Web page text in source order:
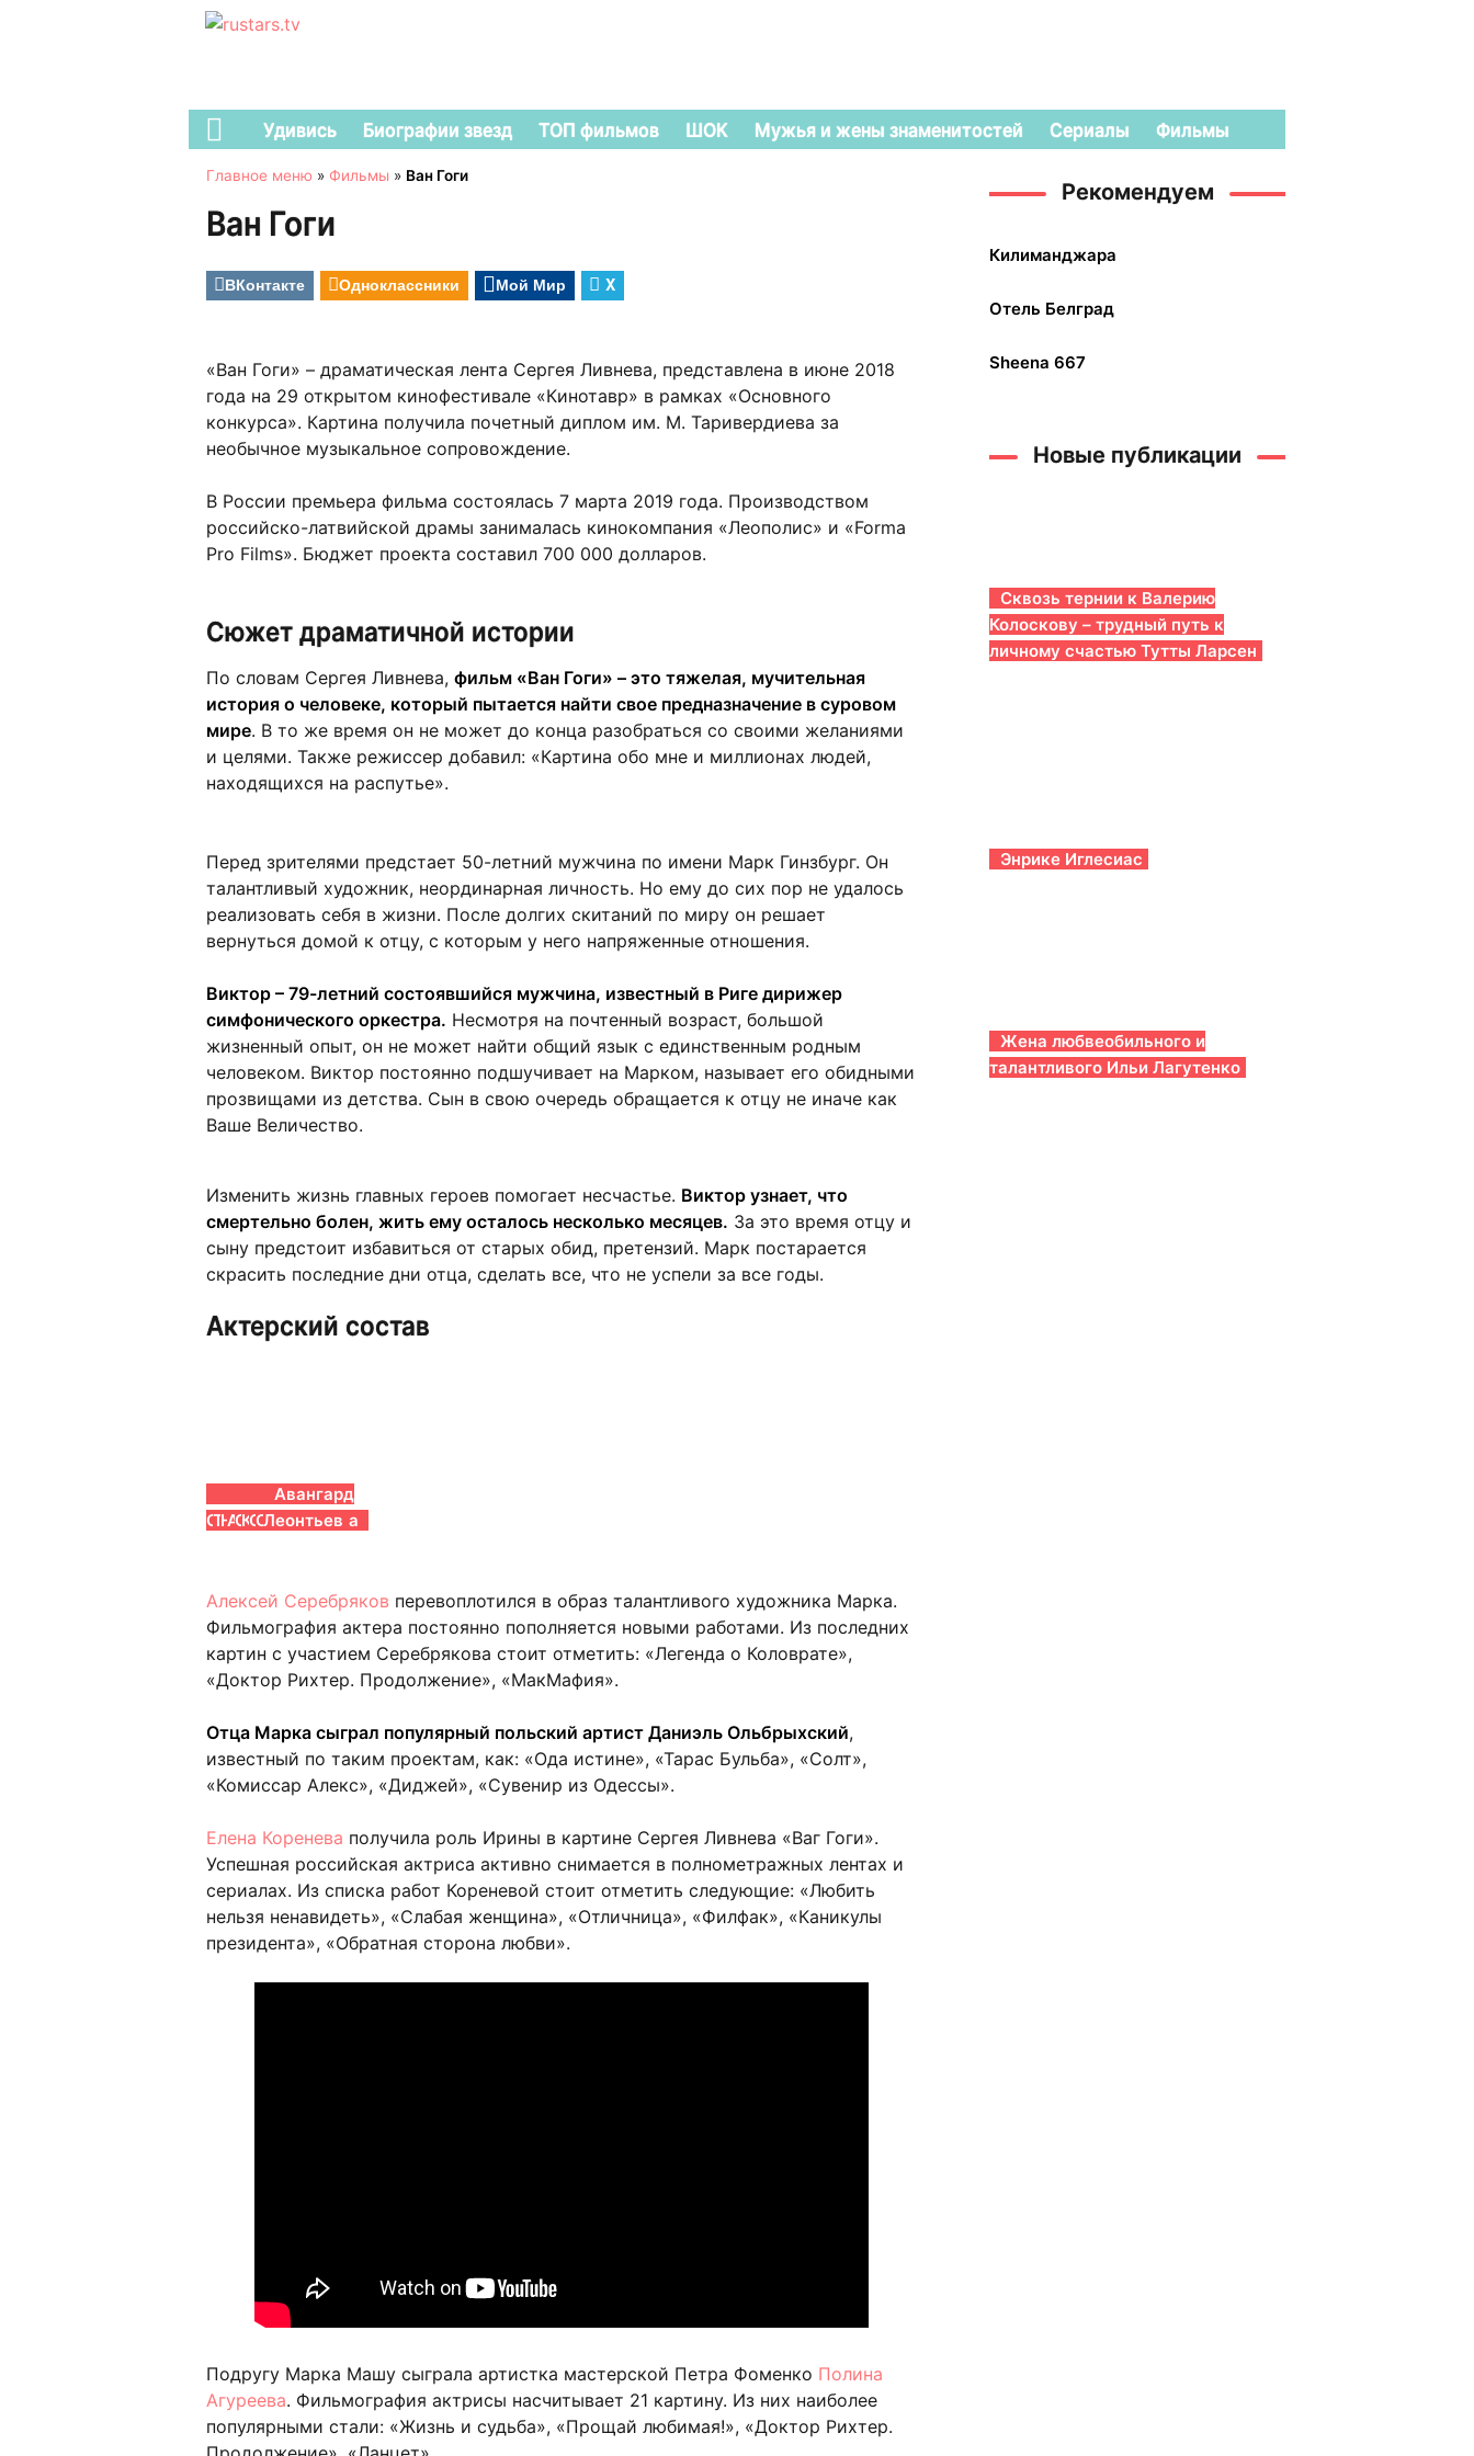
Удивись Биографии звезд ТОП фильмов ШОК Мужья и жены знаменитостей Сериалы Фильмы
Главное меню » Фильмы » Ван Гоги
Ван Гоги
ВКонтакте Одноклассники Мой Мир X
«Ван Гоги» – драматическая лента Сергея Ливнева, представлена в июне 2018
года на 29 открытом кинофестивале «Кинотавр» в рамках «Основного
конкурса». Картина получила почетный диплом им. М. Таривердиева за
необычное музыкальное сопровождение.
В России премьера фильма состоялась 7 марта 2019 года. Производством
российско-латвийской драмы занималась кинокомпания «Леополис» и «Forma
Pro Films». Бюджет проекта составил 700 000 долларов.
Сюжет драматичной истории
По словам Сергея Ливнева, фильм «Ван Гоги» – это тяжелая, мучительная
история о человеке, который пытается найти свое предназначение в суровом
мире. В то же время он не может до конца разобраться со своими желаниями
и целями. Также режиссер добавил: «Картина обо мне и миллионах людей,
находящихся на распутье».
Перед зрителями предстает 50-летний мужчина по имени Марк Гинзбург. Он
талантливый художник, неординарная личность. Но ему до сих пор не удалось
реализовать себя в жизни. После долгих скитаний по миру он решает
вернуться домой к отцу, с которым у него напряженные отношения.
Виктор – 79-летний состоявшийся мужчина, известный в Риге дирижер
симфонического оркестра. Несмотря на почтенный возраст, большой
жизненный опыт, он не может найти общий язык с единственным родным
человеком. Виктор постоянно подшучивает на Марком, называет его обидными
прозвищами из детства. Сын в свою очередь обращается к отцу не иначе как
Ваше Величество.
Изменить жизнь главных героев помогает несчастье. Виктор узнает, что
смертельно болен, жить ему осталось несколько месяцев. За это время отцу и
сыну предстоит избавиться от старых обид, претензий. Марк постарается
скрасить последние дни отца, сделать все, что не успели за все годы.
Актерский состав
Алексей
Серебряков
Евгений
Ткачук
Наталья
Негода
Полина
Агуреева
Александр
Сирин
Елена
Коренева
Даниэль
Ольбрыхский
Ольга
Остроумова
Авангард
Леонтьев
Алексей Серебряков перевоплотился в образ талантливого художника Марка.
Фильмография актера постоянно пополняется новыми работами. Из последних
картин с участием Серебрякова стоит отметить: «Легенда о Коловрате»,
«Доктор Рихтер. Продолжение», «МакМафия».
Отца Марка сыграл популярный польский артист Даниэль Ольбрыхский,
известный по таким проектам, как: «Ода истине», «Тарас Бульба», «Солт»,
«Комиссар Алекс», «Диджей», «Сувенир из Одессы».
Елена Коренева получила роль Ирины в картине Сергея Ливнева «Ваг Гоги».
Успешная российская актриса активно снимается в полнометражных лентах и
сериалах. Из списка работ Кореневой стоит отметить следующие: «Любить
нельзя ненавидеть», «Слабая женщина», «Отличница», «Филфак», «Каникулы
президента», «Обратная сторона любви».
Подругу Марка Машу сыграла артистка мастерской Петра Фоменко Полина
Агуреева. Фильмография актрисы насчитывает 21 картину. Из них наиболее
популярными стали: «Жизнь и судьба», «Прощай любимая!», «Доктор Рихтер.
Рекомендуем
Килиманджара
Отель Белград
Sheena 667
Новые публикации
Сквозь тернии к Валерию
Колоскову – трудный путь к
личному счастью Тутты Ларсен
Энрике Иглесиас
Жена любвеобильного и
талантливого Ильи Лагутенко